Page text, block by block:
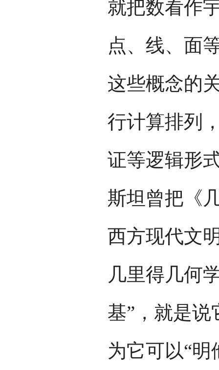
就把数看作
点、线、面
这些概念的
行计算排列
证等逻辑形
斯坦曾把《
西方现代文
几里得几何
基”，就是
为它可以“明